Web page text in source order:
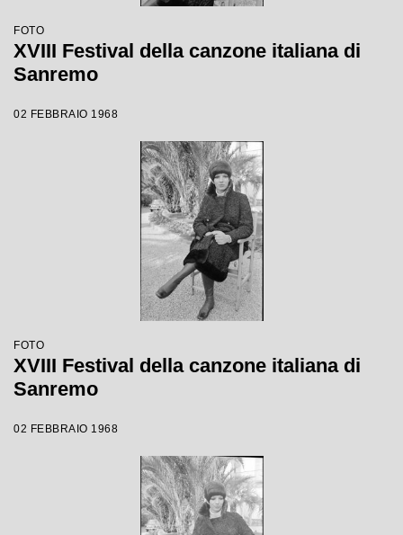
FOTO
XVIII Festival della canzone italiana di
Sanremo
02 FEBBRAIO 1968
FOTO
XVIII Festival della canzone italiana di
Sanremo
02 FEBBRAIO 1968